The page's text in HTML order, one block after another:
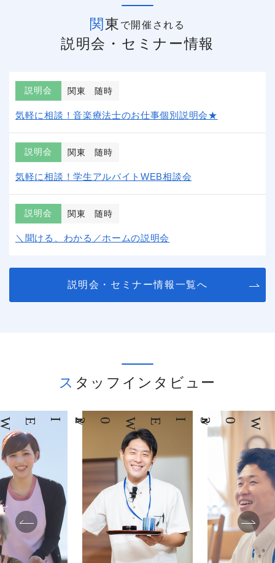
関東 で開催される
説明会・セミナー情報
説明会 関東 随時
気軽に相談！音楽療法士のお仕事個別説明会★
説明会 関東 随時
気軽に相談！学生アルバイトWEB相談会
説明会 関東 随時
＼聞ける、わかる／ホームの説明会
説明会・セミナー情報一覧へ
スタッフインタビュー
INTERVIEW INTERVIEW
03 04